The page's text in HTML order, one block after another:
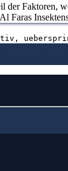
der Faktoren,
Faras